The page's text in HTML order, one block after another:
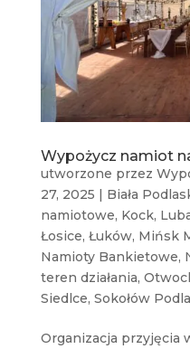
Wypożycz namiot
utworzone przez
27, 2025 | Biała
namiotowe, Kock,
Łosice, Łuków, Mińsk
Namioty Bankietowe,
teren działania,
Siedlce, Sokołów
Organizacja przyjęcia